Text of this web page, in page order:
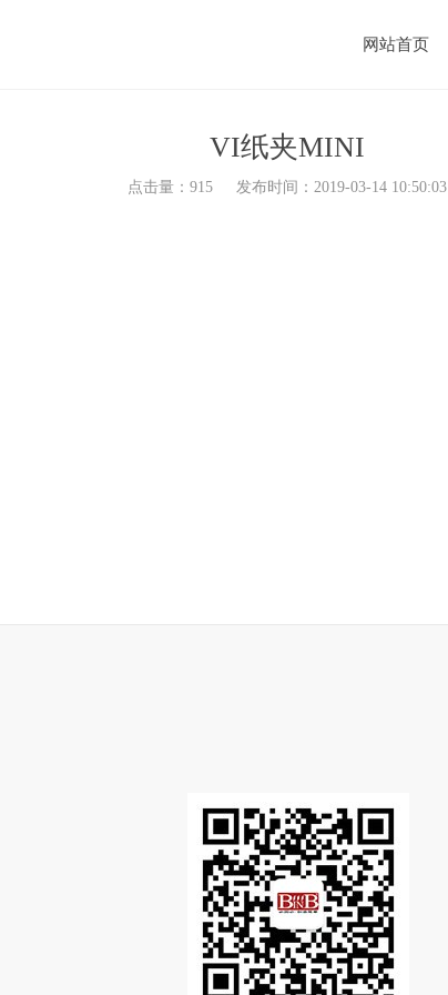
网站首页
VI纸夹MINI
点击量：915 发布时间：2019-03-14 10:50:03